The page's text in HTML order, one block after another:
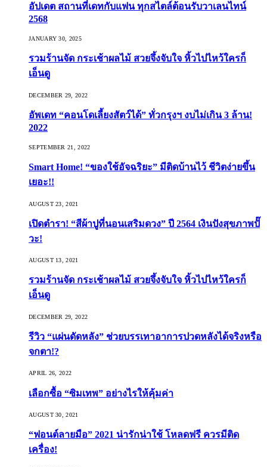
อัปเดต สถานที่เดทกับแฟน ทุกสไตล์ต้อนรับวาเลนไทน์
2568
JANUARY 30, 2025
รวมร้านจัด กระเช้าผลไม้ สวยจึ้งจับใจ หิ้วไปไหว้ใครก็
เอ็นดู
DECEMBER 29, 2022
อัพเดท “คอนโดเลี้ยงสัตว์ได้” ทั่วกรุงฯ งบไม่เกิน 3 ล้าน!
2022
SEPTEMBER 21, 2022
Smart Home! “ของใช้อัจฉริยะ” มีติดบ้านไว้ ชีวิตง่ายขึ้น
เยอะ!!
AUGUST 23, 2021
เปิดตำรา! “สีผ้าปูที่นอนเสริมดวง” ปี 2564 เงินปังสุขภาพปั๊
วะ!
AUGUST 13, 2021
รวมร้านจัด กระเช้าผลไม้ สวยจึ้งจับใจ หิ้วไปไหว้ใครก็
เอ็นดู
DECEMBER 29, 2022
รีวิว “แผ่นดัดหลัง” ช่วยบรรเทาอาการปวดหลังได้จริงหรือ
จกตา!?
APRIL 26, 2022
เลือกซื้อ “ซิมเทพ” อย่างไรให้คุ้มค่า
AUGUST 30, 2021
“ฟอนต์ลายมือ” 2021 น่ารักน่าใช้ โหลดฟรี ควรมีติด
เครื่อง!